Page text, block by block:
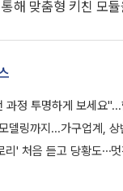
해 맞춤형 키친 모
과정 투명하게 보세요
델링까지...가구업계,
리' 처음 듣고 당황도⋯